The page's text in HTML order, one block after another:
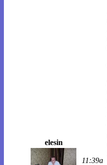
elesin
11:39a